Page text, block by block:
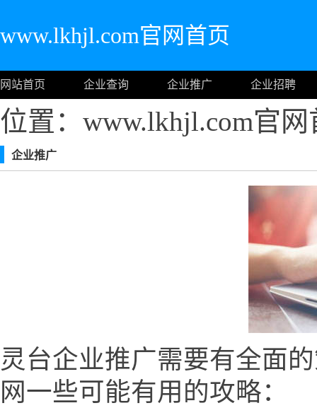
www.lkhjl.com官网首页
网站首页 企业查询 企业推广 企业招聘
位置：www.lkhjl.com官
企业推广
灵台企业推广需要有全面
网一些可能有用的攻略：